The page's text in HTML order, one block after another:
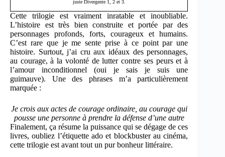
juste Divergente 1, 2 et 3.
Cette trilogie est vraiment inratable et inoubliable.
L’histoire est très bien construite et portée par des
personnages profonds, forts, courageux et humains.
C’est rare que je me sente prise à ce point par une
histoire. Surtout, j’ai cru aux idéaux des personnages,
au courage, à la volonté de lutter contre ses peurs et à
l’amour inconditionnel (oui je sais je suis une
guimauve). Une des phrases m’a particulièrement
marquée :
Je crois aux actes de courage ordinaire, au courage qui
pousse une personne à prendre la défense d’une autre
Finalement, ça résume la puissance qui se dégage de ces
livres, oubliez l’étiquette ado et blockbuster au cinéma,
cette trilogie est avant tout un pur bonheur littéraire.